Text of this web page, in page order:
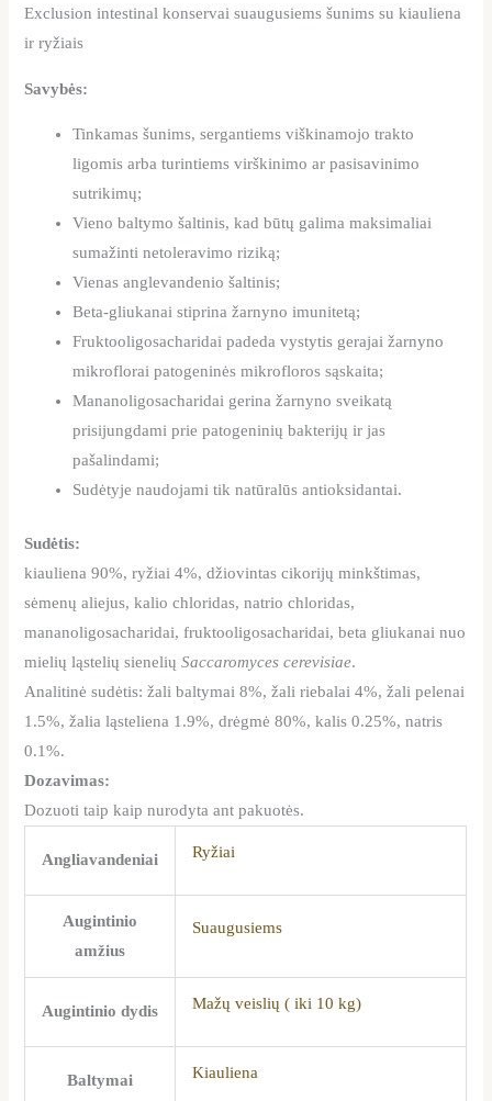
Exclusion intestinal konservai suaugusiems šunims su kiauliena
ir ryžiais
Savybės:
Tinkamas šunims, sergantiems viškinamojo trakto
ligomis arba turintiems virškinimo ar pasisavinimo
sutrikimų;
Vieno baltymo šaltinis, kad būtų galima maksimaliai
sumažinti netoleravimo riziką;
Vienas anglevandenio šaltinis;
Beta-gliukanai stiprina žarnyno imunitetą;
Fruktooligosacharidai padeda vystytis gerajai žarnyno
mikroflorai patogeninės mikrofloros sąskaita;
Mananoligosacharidai gerina žarnyno sveikatą
prisijungdami prie patogeninių bakterijų ir jas
pašalindami;
Sudėtyje naudojami tik natūralūs antioksidantai.
Sudėtis:
kiauliena 90%, ryžiai 4%, džiovintas cikorijų minkštimas,
sėmenų aliejus, kalio chloridas, natrio chloridas,
mananoligosacharidai, fruktooligosacharidai, beta gliukanai nuo
mielių ląstelių sieneliųSaccaromyces cerevisiae.
Analitinė sudėtis: žali baltymai 8%, žali riebalai 4%, žali pelenai
1.5%, žalia ląsteliena 1.9%, drėgmė 80%, kalis 0.25%, natris
0.1%.
Dozavimas:
Dozuoti taip kaip nurodyta ant pakuotės.
Angliavandeniai Ryžiai
Augintinio
amžius
Suaugusiems
Augintinio dydis Mažų veislių ( iki 10 kg)
Baltymai Kiauliena